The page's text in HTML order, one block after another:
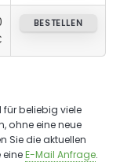
BESTELLEN
für beliebig viele
ohne eine neue
Sie die aktuellen
eineE-Mail Anfrage.